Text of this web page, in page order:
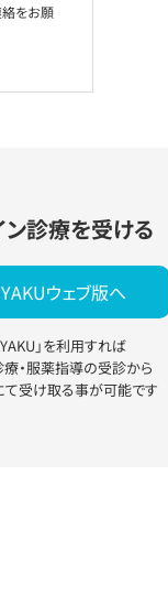
絡をお願
ン診療を受ける
ウェブ版へ
」を利用すれば
療・服薬指導の受診から
て受け取る事が可能です